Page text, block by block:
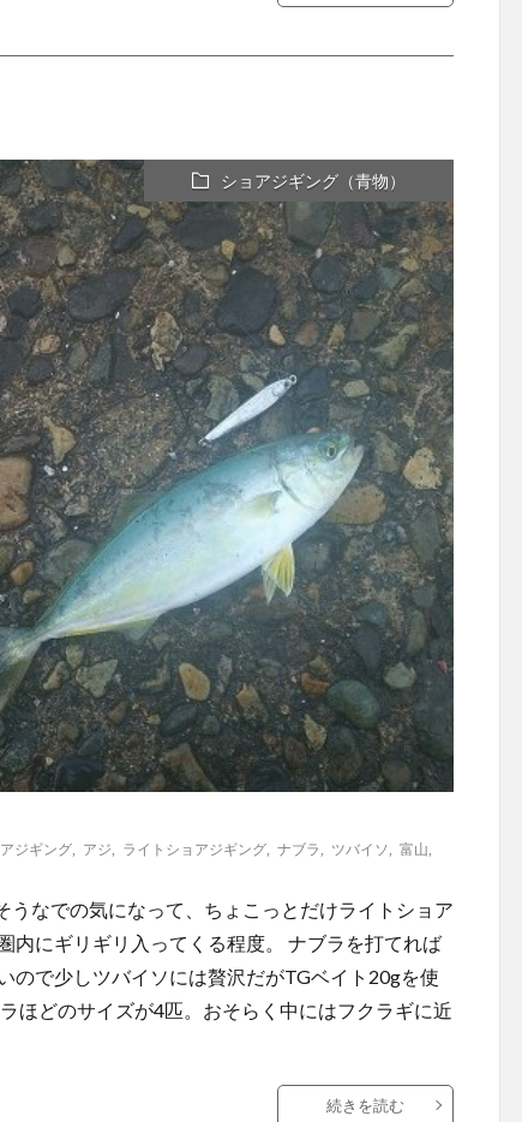
ショアジギング（青物）
ジギング アジ ライトショアジギング ナブラ ツバイソ 富山
なでの気になって、ちょこっとだけライトショア
内にギリギリ入ってくる程度。 ナブラを打てれば
ので少しツバイソには贅沢だがTGベイト20gを使
ほどのサイズが4匹。おそらく中にはフクラギに近
続きを読む